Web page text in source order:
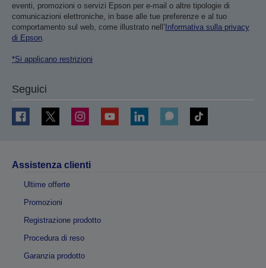
eventi, promozioni o servizi Epson per e-mail o altre tipologie di
comunicazioni elettroniche, in base alle tue preferenze e al tuo
comportamento sul web, come illustrato nell’Informativa sulla privacy
di Epson
*Si applicano restrizioni
Seguici
Assistenza clienti
Ultime offerte
Promozioni
Registrazione prodotto
Procedura di reso
Garanzia prodotto